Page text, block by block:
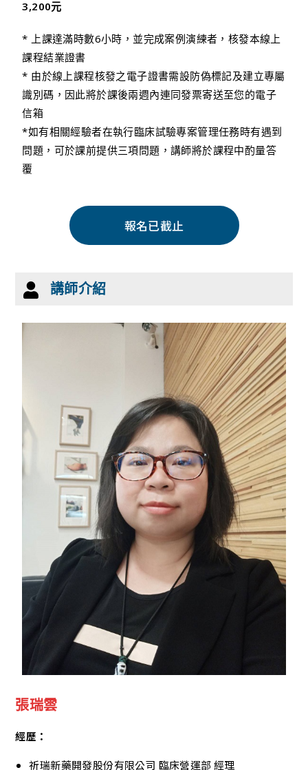
3,200元
* 上課達滿時數6小時，並完成案例演練者，核發本線上
課程結業證書
* 由於線上課程核發之電子證書需設防偽標記及建立專屬
識別碼，因此將於課後兩週內連同發票寄送至您的電子
信箱
*如有相關經驗者在執行臨床試驗專案管理任務時有遇到
問題，可於課前提供三項問題，講師將於課程中酌量答
覆
報名已截止
講師介紹
張瑞雲
經歷：
祈瑞新藥開發股份有限公司 臨床營運部 經理